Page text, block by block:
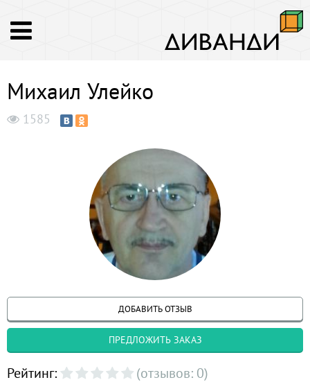
Михаил Улейко
1585
ДОБАВИТЬ ОТЗЫВ
ПРЕДЛОЖИТЬ ЗАКАЗ
Рейтинг: (отзывов: 0)